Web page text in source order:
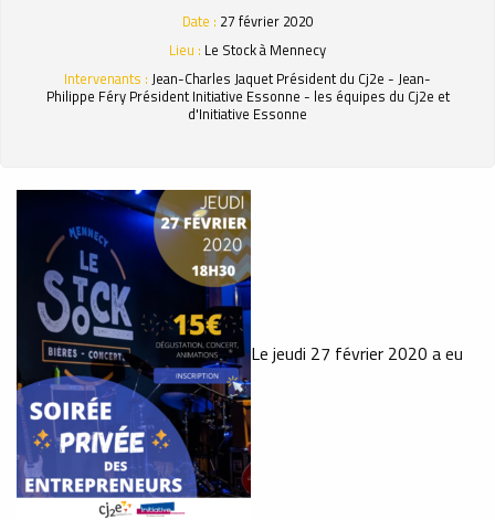
Date : 27 février 2020
Lieu : Le Stock à Mennecy
Intervenants : Jean-Charles Jaquet Président du Cj2e - Jean-
Philippe Féry Président Initiative Essonne - les équipes du Cj2e et
d'Initiative Essonne
Le jeudi 27 février 2020 a eu